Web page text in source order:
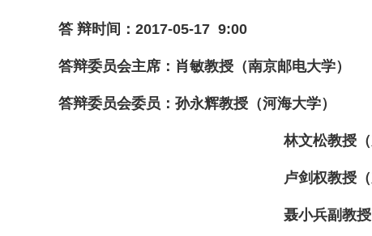
答 辩时间 ： 2017-05-17 9:00
答辩委员会主席：肖敏教授（南京邮电大学）
答辩委员会委员：孙永辉教授（河海大学）
林文松教授（
卢剑权教授（
聂小兵副教